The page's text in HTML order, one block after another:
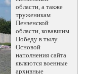
области, а также
труженикам
Пензенской
области, ковавшим
Победу в тылу.
Основой
наполнения сайта
являются военные
архивные